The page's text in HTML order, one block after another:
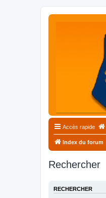
Accès rapide
Index du forum
Rechercher
RECHERCHER